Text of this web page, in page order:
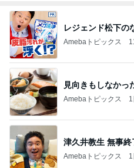
レジェンド松下の
Amebaトピックス
見向きもしなかっ
Amebaトピックス
津久井教生 無事
Amebaトピックス